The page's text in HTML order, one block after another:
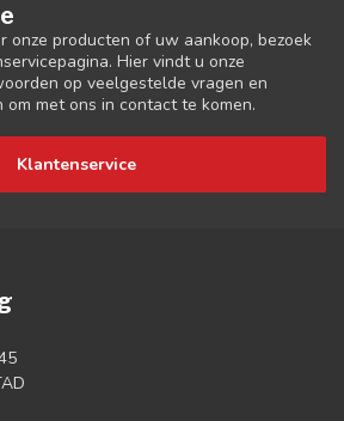
onze producten of uw aankoop, bezoek
Hier vindt u onze
op veelgestelde vragen en
met ons in contact te komen.
Klantenservice